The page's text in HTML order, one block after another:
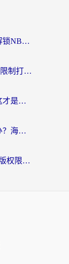
在美国如何看腾讯体育？海外党解锁NBA欧洲杯直播的终极攻略
在国外如何看B站动漫？别让地区限制打断你的追番节奏
海外看爱奇艺破解？别瞎试了，这才是留学生华人追剧看球的正确打开方式
央视影音海外地区限制播放怎么办？海外党亲测有效的回国加速指南
海外用网易云音乐总卡？3步解决版权限制+卡顿，还能听喜马拉雅！